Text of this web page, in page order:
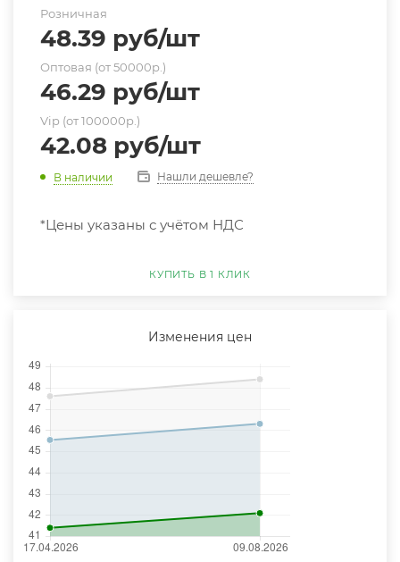
Розничная
48.39 руб/шт
Оптовая (от 50000р.)
46.29 руб/шт
Vip (от 100000р.)
42.08 руб/шт
В наличии Нашли дешевле?
*Цены указаны с учётом НДС
КУПИТЬ В 1 КЛИК
Изменения цен